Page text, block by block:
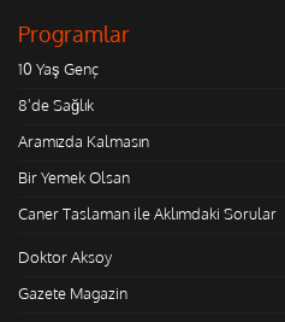
Programlar
10 Yaş Genç
8'de Sağlık
Aramızda Kalmasın
Bir Yemek Olsan
Caner Taslaman ile Aklımdaki Sorular
Doktor Aksoy
Gazete Magazin